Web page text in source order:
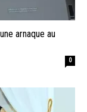
arnaque au
0